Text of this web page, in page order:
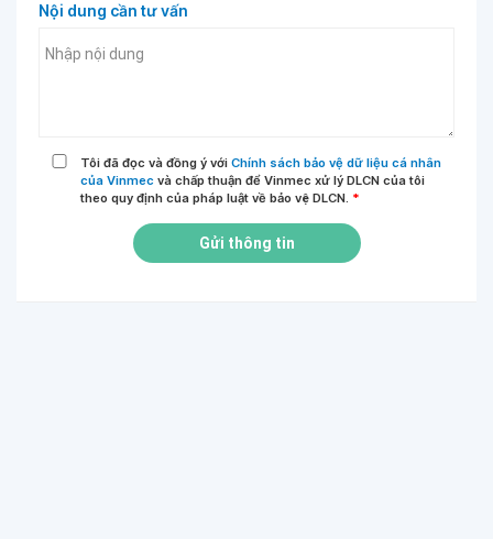
Nội dung cần tư vấn
Tôi đã đọc và đồng ý với Chính sách bảo vệ dữ liệu cá nhân
của Vinmec và chấp thuận để Vinmec xử lý DLCN của tôi
theo quy định của pháp luật về bảo vệ DLCN. *
Gửi thông tin